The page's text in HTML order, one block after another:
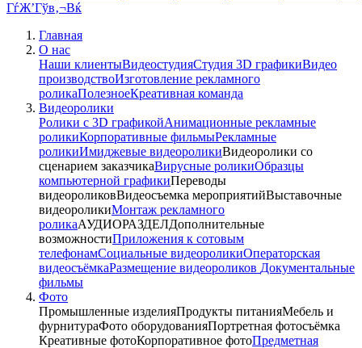
Главная
О нас
Наши клиентыВидеостудияСтудия 3D графикиВидео
производствоИзготовление рекламного
роликаПолезноеКреативная команда
Видеоролики
Ролики с 3D графикойАнимационные рекламные
роликиКорпоративные фильмыРекламные
роликиИмиджевые видеороликиВидеоролики со
сценарием заказчикаВирусные роликиОбразцы
компьютерной графикиПереводы
видеороликовВидеосъемка мероприятийВыставочные
видеороликиМонтаж рекламного
роликаАУДИОРАЗДЕЛДополнительные
возможностиПриложения к сотовым
телефонамСоциальные видеороликиОператорская
видеосъёмкаРазмещение видеороликов Документальные
фильмы
Фото
Промышленные изделияПродукты питанияМебель и
фурнитураФото оборудованияПортретная фотосъёмка
Креативные фотоКорпоративное фотоПредметная